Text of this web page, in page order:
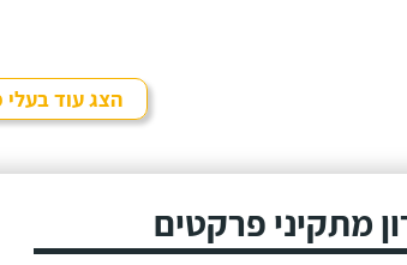
הצג עוד
מתקיני פרקטים